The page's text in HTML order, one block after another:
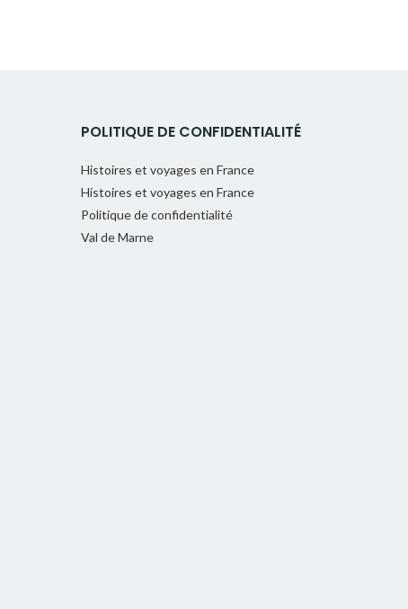
POLITIQUE DE CONFIDENTIALITÉ
Histoires et voyages en France
Histoires et voyages en France
Politique de confidentialité
Val de Marne